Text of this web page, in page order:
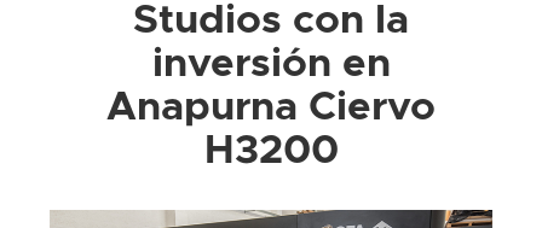
Studios con la
inversión en
Anapurna Ciervo
H3200